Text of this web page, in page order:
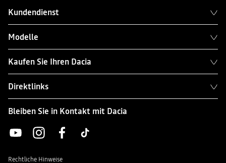
Kundendienst
Modelle
Kaufen Sie Ihren Dacia
Direktlinks
Bleiben Sie in Kontakt mit Dacia
Rechtliche Hinweise